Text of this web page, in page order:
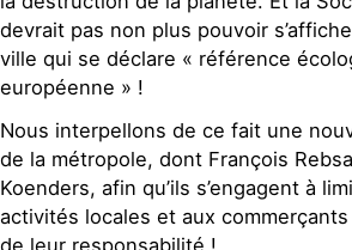
devrait pas non plus pouvoir
ville qui se déclare « référence
européenne » !
Nous interpellons de ce fait une
de la métropole, dont François
Koenders, afin qu’ils s’engagent à
activités locales et aux
de leur responsabilité !